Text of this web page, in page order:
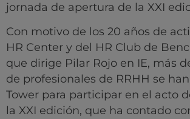
jornada de apertura de la XXI
Con motivo de los 20 años de
HR Center y del HR Club de
que dirige Pilar Rojo en IE, más
de profesionales de RRHH se
Tower para participar en el acto
la XXI edición, que ha contado